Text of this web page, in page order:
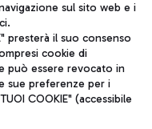
l'aeroporto
a direzione e
Roma 13032990155 P.
- 00054 Fiumicino (RM)
sul sito web e i
presterà il suo consenso
cookie di
può essere revocato in
sue preferenze per i
COOKIE" (accessibile